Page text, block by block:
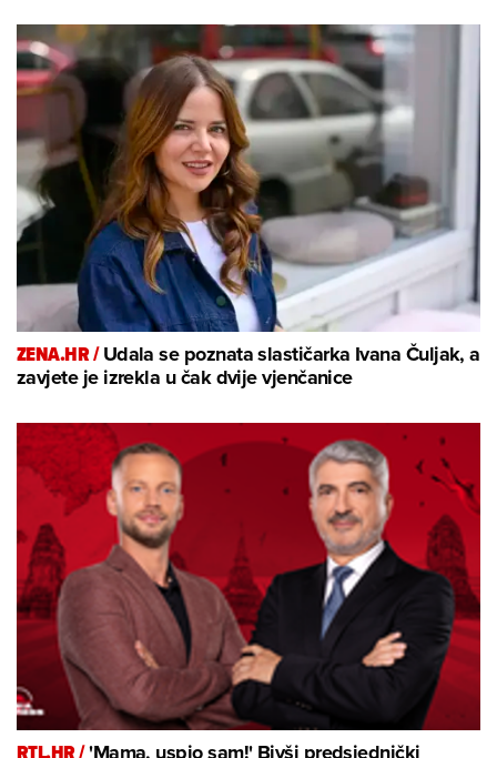
ZENA.HR /Udala se poznata slastičarka Ivana Čuljak, a
zavjete je izrekla u čak dvije vjenčanice
RTL.HR /'Mama, uspio sam!' Bivši predsjednički